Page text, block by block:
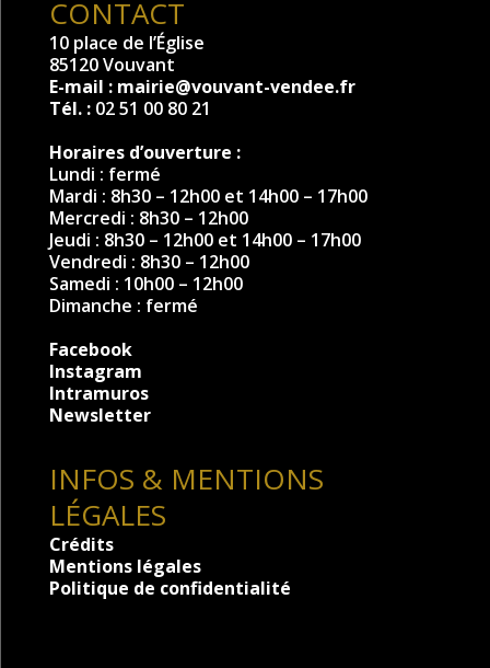
CONTACT
10 place de l’Église
85120 Vouvant
E-mail : mairie@vouvant-vendee.fr
Tél. : 02 51 00 80 21
Horaires d’ouverture :
Lundi : fermé
Mardi : 8h30 – 12h00 et 14h00 – 17h00
Mercredi : 8h30 – 12h00
Jeudi : 8h30 – 12h00 et 14h00 – 17h00
Vendredi : 8h30 – 12h00
Samedi : 10h00 – 12h00
Dimanche : fermé
Facebook
Instagram
Intramuros
Newsletter
INFOS & MENTIONS
LÉGALES
Crédits
Mentions légales
Politique de confidentialité